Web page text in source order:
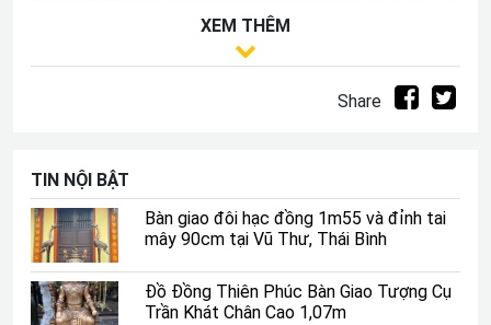
Bàn giao đôi hạc 2m2 tại di tích lịch sử cấp quốc gia
Đình Trung - Lạt Dương - Hồng Thái - Phú Xuyên - Hà
Nội
XEM THÊM
Share
TIN NỘI BẬT
Bàn giao đôi hạc đồng 1m55 và đỉnh tai
mây 90cm tại Vũ Thư, Thái Bình
Đồ Đồng Thiên Phúc Bàn Giao Tượng Cụ
Trần Khát Chân Cao 1,07m